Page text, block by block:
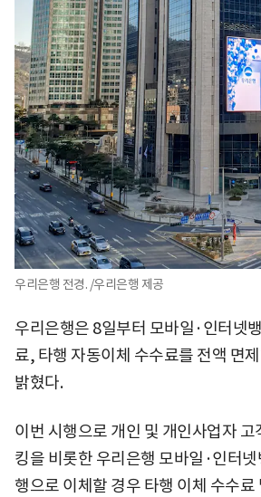
우리은행 전경. /우리은행 제공
우리은행은 8일부터 모바일·인터넷
료, 타행 자동이체 수수료를 전액 면
밝혔다.
이번 시행으로 개인 및 개인사업자
킹을 비롯한 우리은행 모바일·인터
행으로 이체할 경우 타행 이체 수수료